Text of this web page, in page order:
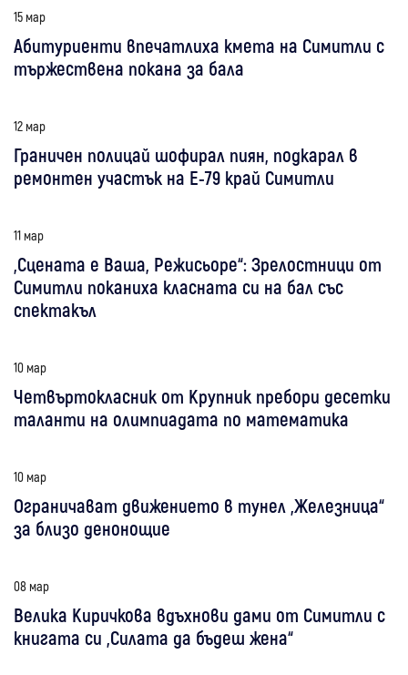
15 мар
Абитуриенти впечатлиха кмета на Симитли с
тържествена покана за бала
12 мар
Граничен полицай шофирал пиян, подкарал в
ремонтен участък на Е-79 край Симитли
11 мар
„Сцената е Ваша, Режисьоре“: Зрелостници от
Симитли поканиха класната си на бал със
спектакъл
10 мар
Четвъртокласник от Крупник пребори десетки
таланти на олимпиадата по математика
10 мар
Ограничават движението в тунел „Железница“
за близо денонощие
08 мар
Велика Киричкова вдъхнови дами от Симитли с
книгата си „Силата да бъдеш жена“